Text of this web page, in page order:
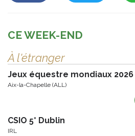
CE WEEK-END
À l'étranger
Jeux équestre mondiaux 2026
Aix-la-Chapelle (ALL)
CSIO 5* Dublin
IRL